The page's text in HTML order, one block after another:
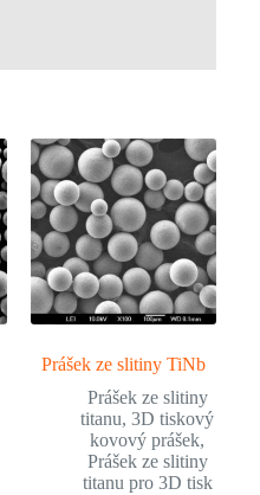
Prášek ze slitiny TiNb
Prášek ze slitiny
titanu,3D tiskový
kovový prášek,
Prášek ze slitiny
titanu pro 3D tisk